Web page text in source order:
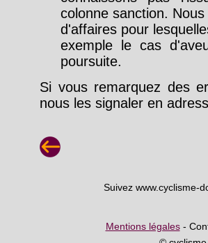
colonne sanction.
d'affaires pour
exemple le cas
poursuite.
Si vous remarquez des
nous les signaler en
Suivez www.cyclisme-
Mentions légales-